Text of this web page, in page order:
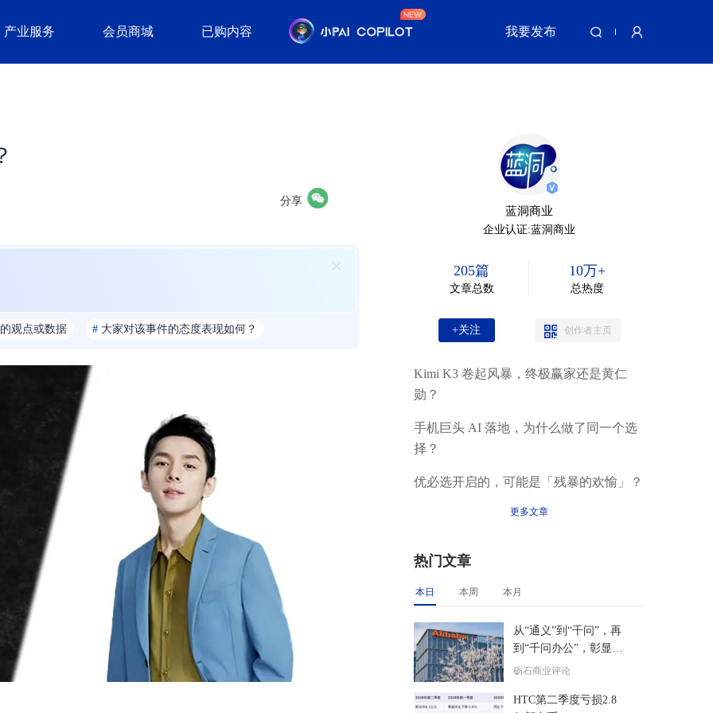
产业服务 会员商城 已购内容 我要发布
分享
观点或数据 # 大家对该事件的态度表现如何？
蓝洞商业
企业认证:蓝洞商业
205篇
文章总数
10万+
总热度
+关注 创作者主页
Kimi K3 卷起风暴，终极赢家还是黄仁
勋？
手机巨头 AI 落地，为什么做了同一个选
择？
优必选开启的，可能是「残暴的欢愉」？
更多文章
热门文章
本日 本周 本月
从“通义”到“千问”，再
到“千问办公”，彰显了
阿里核心层的精准决策
砺石商业评论
HTC第二季度亏损2.8